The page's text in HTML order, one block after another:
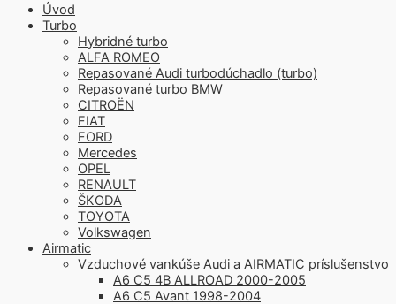
Úvod
Turbo
Hybridné turbo
ALFA ROMEO
Repasované Audi turbodúchadlo (turbo)
Repasované turbo BMW
CITROËN
FIAT
FORD
Mercedes
OPEL
RENAULT
ŠKODA
TOYOTA
Volkswagen
Airmatic
Vzduchové vankúše Audi a AIRMATIC príslušenstvo
A6 C5 4B ALLROAD 2000-2005
A6 C5 Avant 1998-2004